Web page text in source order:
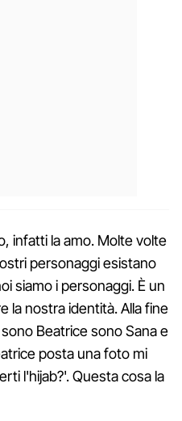
infatti la amo. Molte volte
personaggi esistano
siamo i personaggi. È un
la nostra identità. Alla fine
Beatrice sono Sana e
posta una foto mi
l'hijab?'. Questa cosa la